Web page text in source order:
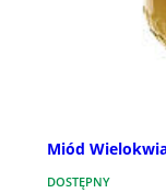
Miód
DOSTĘPNY